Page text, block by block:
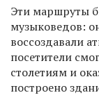
Эти маршруты
музыковедов:
воссоздавали
посетители
столетиям и
построено